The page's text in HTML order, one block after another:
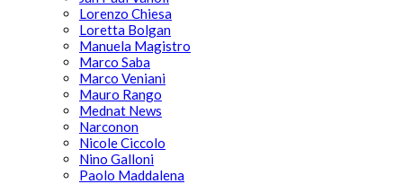
Lorenzo Chiesa
Loretta Bolgan
Manuela Magistro
Marco Saba
Marco Veniani
Mauro Rango
Mednat News
Narconon
Nicole Ciccolo
Nino Galloni
Paolo Maddalena